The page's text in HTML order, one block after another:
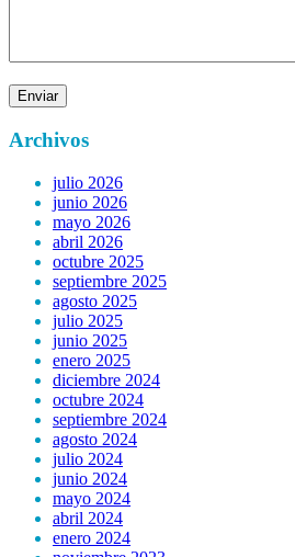
Archivos
julio 2026
junio 2026
mayo 2026
abril 2026
octubre 2025
septiembre 2025
agosto 2025
julio 2025
junio 2025
enero 2025
diciembre 2024
octubre 2024
septiembre 2024
agosto 2024
julio 2024
junio 2024
mayo 2024
abril 2024
enero 2024